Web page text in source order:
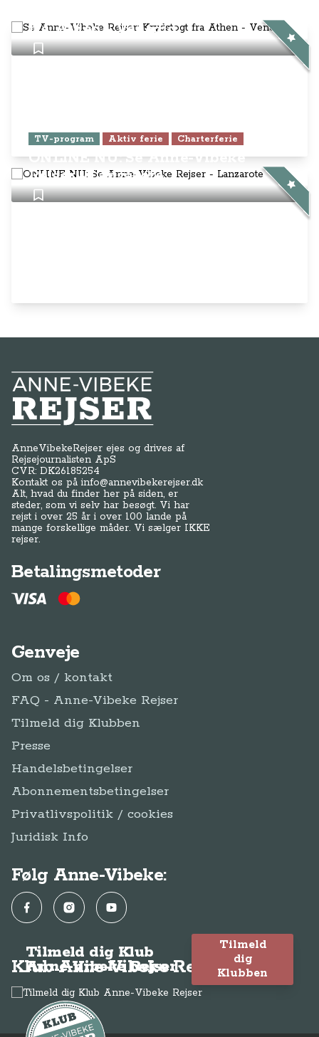
fra Athen - Venedig
TV-program Aktiv ferie Charterferie
ONLINE NU: Se Anne-Vibeke
Rejser - Lanzarote
Anne-Vibeke Rejser
AnneVibekeRejser ejes og drives af
Rejsejournalisten ApS
CVR: DK26185254
Kontakt os påinfo@annevibekerejser.dk
Alt, hvad du finder her på siden, er
steder, som vi selv har besøgt. Vi har
rejst i over 25 år i over 100 lande på
mange forskellige måder. Vi sælger IKKE
rejser.
Betalingsmetoder
Genveje
Om os / kontakt
FAQ - Anne-Vibeke Rejser
Tilmeld dig Klubben
Presse
Handelsbetingelser
Abonnementsbetingelser
Privatlivspolitik / cookies
Juridisk Info
Følg Anne-Vibeke:
FacebookInstagramYouTube
Klub Anne-Vibeke Rejser
Tilmeld dig Klub
Anne-Vibeke Rejser
Tilmeld
dig
Klubben